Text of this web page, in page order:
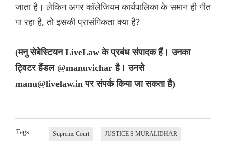
जाता है। लेकिन अगर कॉलेजियम कार्यपालिका के समान ही गीत
गा रहा है, तो इसकी प्रासंगिकता क्या है?
(मनु सेबेस्टियन LiveLaw के प्रबंध संपादक हैं। उनका
ट्विटर हैंडल @manuvichar है। उनसे
manu@livelaw.in पर संपर्क किया जा सकता है)
Tags Supreme Court JUSTICE S MURALIDHAR